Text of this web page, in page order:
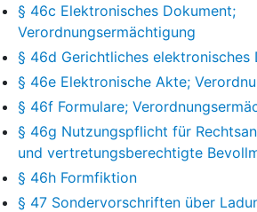
§ 46c Elektronisches Dokument;
Verordnungsermächtigung
§ 46d Gerichtliches elektronisches
§ 46e Elektronische Akte;
§ 46f Formulare;
§ 46g Nutzungspflicht für
und vertretungsberechtigte
§ 46h Formfiktion
§ 47 Sondervorschriften über